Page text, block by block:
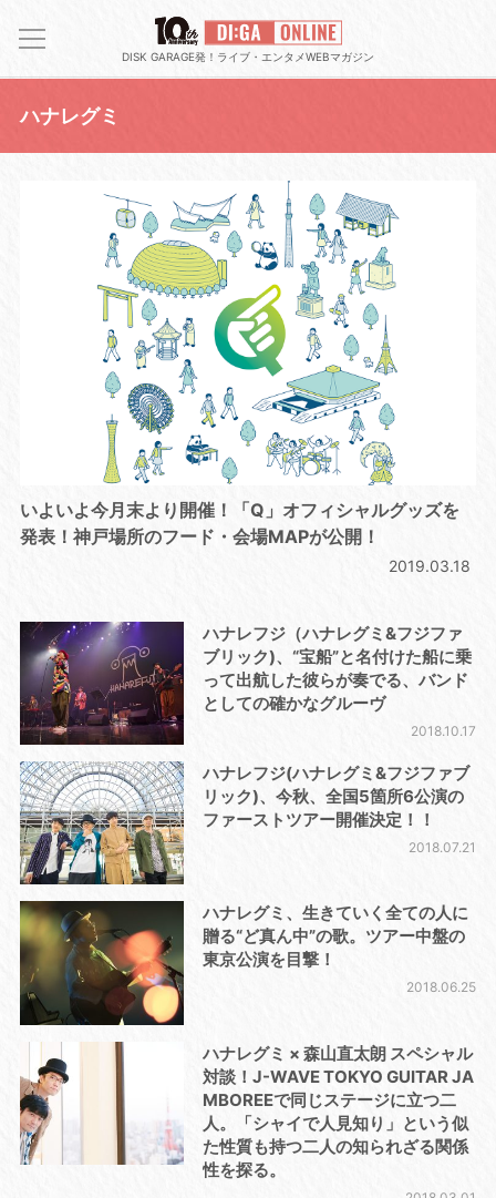
DISK GARAGE発！ライブ・エンタメWEBマガジン
ハナレグミ
いよいよ今月末より開催！「Q」オフィシャルグッズを
発表！神戸場所のフード・会場MAPが公開！
2019.03.18
ハナレフジ（ハナレグミ&フジファ
ブリック)、“宝船”と名付けた船に乗
って出航した彼らが奏でる、バンド
としての確かなグルーヴ
2018.10.17
ハナレフジ(ハナレグミ&フジファブ
リック)、今秋、全国5箇所6公演の
ファーストツアー開催決定！！
2018.07.21
ハナレグミ、生きていく全ての人に
贈る“ど真ん中”の歌。ツアー中盤の
東京公演を目撃！
2018.06.25
ハナレグミ × 森山直太朗 スペシャル
対談！J-WAVE TOKYO GUITAR JA
MBOREEで同じステージに立つ二
人。「シャイで人見知り」という似
た性質も持つ二人の知られざる関係
性を探る。